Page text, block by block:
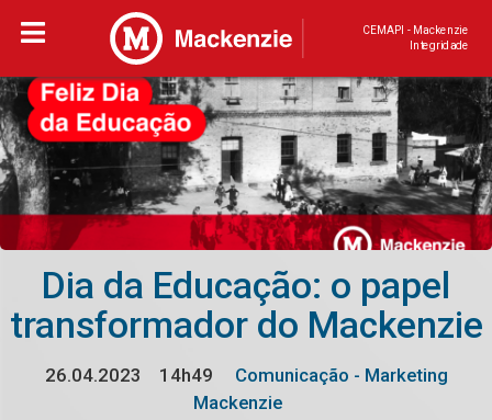
CEMAPI - Mackenzie
Integridade
Dia da Educação: o papel
transformador do Mackenzie
26.04.2023 14h49
Comunicação - Marketing
Mackenzie